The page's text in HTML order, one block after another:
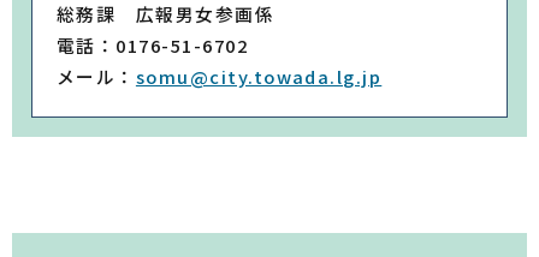
総務課 広報男女参画係
電話：0176-51-6702
メール： somu@city.towada.lg.jp